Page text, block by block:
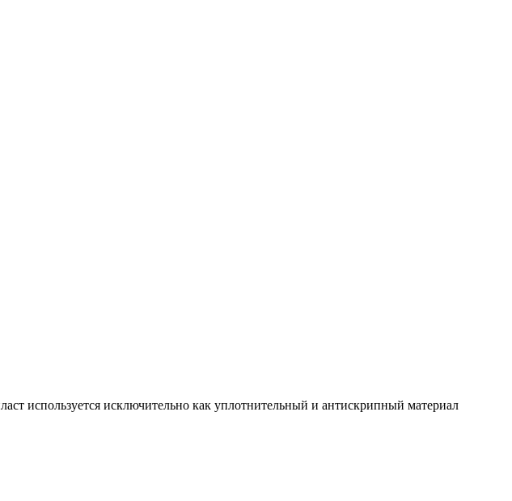
используется исключительно как уплотнительный и антискрипный материал